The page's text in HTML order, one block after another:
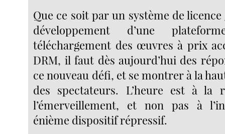
Que ce soit par un système de
développement d’une
téléchargement des œuvres à prix
DRM, il faut dès aujourd’hui des
ce nouveau défi, et se montrer à la
des spectateurs. L’heure est à la
l’émerveillement, et non pas à
énième dispositif répressif.